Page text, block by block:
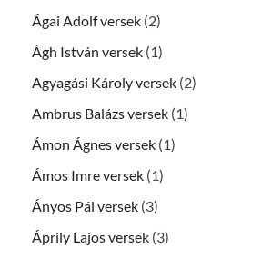
Ágai Adolf versek (2)
Ágh István versek (1)
Agyagási Károly versek (2)
Ambrus Balázs versek (1)
Ámon Ágnes versek (1)
Ámos Imre versek (1)
Ányos Pál versek (3)
Áprily Lajos versek (3)